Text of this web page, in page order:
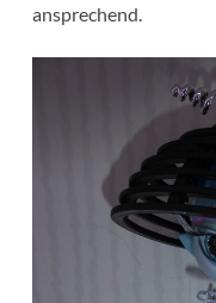
ansprechend.